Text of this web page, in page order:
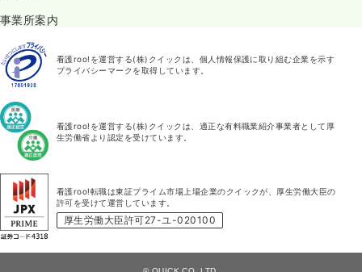
事業所案内
看護roo!を運営する(株)クイックは、個人情報保護に取り組む企業を示す
プライバシーマークを取得しています。
看護roo!を運営する(株)クイックは、適正な有料職業紹介事業者として厚
生労働省より認定を受けています。
看護roo!転職は東証プライム市場上場企業のクイックが、厚生労働大臣の
許可を受けて運営しています。
厚生労働大臣許可27-ユ-020100